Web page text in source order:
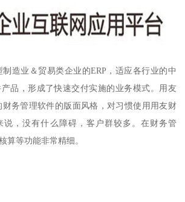
造业＆贸易类企业的ERP，适应各行业的中
品，形成了快速交付实施的业务模式。用友
务管理软件的版面风格，对习惯使用用友财
说，没有什么障碍，客户群较多。在财务管
算等功能非常精细。